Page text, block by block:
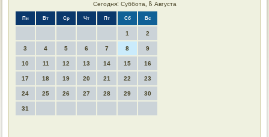
Сегодня: Суббота, 8 Августа
Пн Вт Ср Чт Пт Сб Вс
1 2
3 4 5 6 7 8 9
10 11 12 13 14 15 16
17 18 19 20 21 22 23
24 25 26 27 28 29 30
31